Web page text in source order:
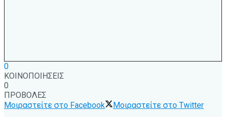
0
ΚΟΙΝΟΠΟΙΗΣΕΙΣ
0
ΠΡΟΒΟΛΕΣ
Μοιραστείτε στο Facebook
Μοιραστείτε στο Twitter